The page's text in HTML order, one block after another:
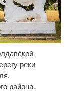
реки
района.
Что люди
смеяться вы